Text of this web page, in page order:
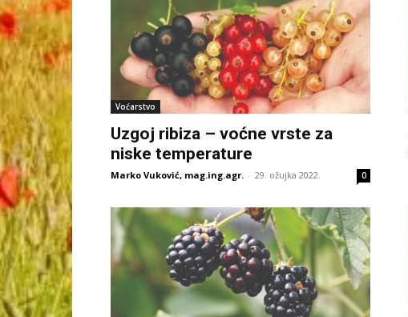
Voćarstvo
Uzgoj ribiza – voćne vrste za
niske temperature
Marko Vuković, mag.ing.agr. - 29. ožujka 2022. 0